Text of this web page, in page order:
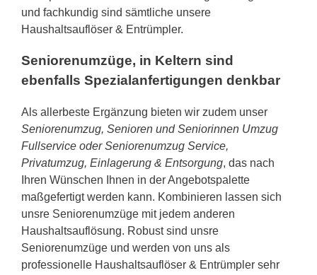
und fachkundig sind sämtliche unsere
Haushaltsauflöser & Entrümpler.
Seniorenumzüge, in Keltern sind
ebenfalls Spezialanfertigungen denkbar
Als allerbeste Ergänzung bieten wir zudem unser
Seniorenumzug, Senioren und Seniorinnen Umzug
Fullservice oder Seniorenumzug Service,
Privatumzug, Einlagerung & Entsorgung, das nach
Ihren Wünschen Ihnen in der Angebotspalette
maßgefertigt werden kann. Kombinieren lassen sich
unsre Seniorenumzüge mit jedem anderen
Haushaltsauflösung. Robust sind unsre
Seniorenumzüge und werden von uns als
professionelle Haushaltsauflöser & Entrümpler sehr